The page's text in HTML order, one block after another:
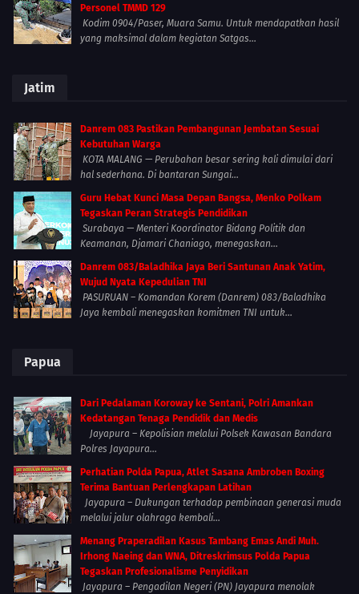
Personel TMMD 129
Kodim 0904/Paser, Muara Samu. Untuk mendapatkan hasil
yang maksimal dalam kegiatan Satgas...
Jatim
Danrem 083 Pastikan Pembangunan Jembatan Sesuai
Kebutuhan Warga
KOTA MALANG — Perubahan besar sering kali dimulai dari
hal sederhana. Di bantaran Sungai...
Guru Hebat Kunci Masa Depan Bangsa, Menko Polkam
Tegaskan Peran Strategis Pendidikan
Surabaya — Menteri Koordinator Bidang Politik dan
Keamanan, Djamari Chaniago, menegaskan...
Danrem 083/Baladhika Jaya Beri Santunan Anak Yatim,
Wujud Nyata Kepedulian TNI
PASURUAN – Komandan Korem (Danrem) 083/Baladhika
Jaya kembali menegaskan komitmen TNI untuk...
Papua
Dari Pedalaman Koroway ke Sentani, Polri Amankan
Kedatangan Tenaga Pendidik dan Medis
Jayapura – Kepolisian melalui Polsek Kawasan Bandara
Polres Jayapura...
Perhatian Polda Papua, Atlet Sasana Ambroben Boxing
Terima Bantuan Perlengkapan Latihan
Jayapura – Dukungan terhadap pembinaan generasi muda
melalui jalur olahraga kembali...
Menang Praperadilan Kasus Tambang Emas Andi Muh.
Irhong Naeing dan WNA, Ditreskrimsus Polda Papua
Tegaskan Profesionalisme Penyidikan
Jayapura – Pengadilan Negeri (PN) Jayapura menolak